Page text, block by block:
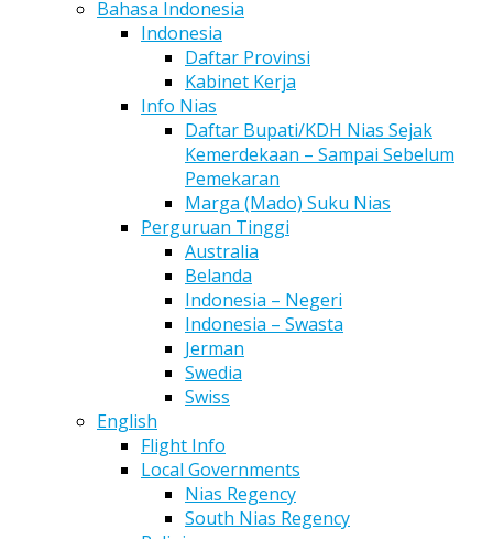
Bahasa Indonesia
Indonesia
Daftar Provinsi
Kabinet Kerja
Info Nias
Daftar Bupati/KDH Nias Sejak
Kemerdekaan – Sampai Sebelum
Pemekaran
Marga (Mado) Suku Nias
Perguruan Tinggi
Australia
Belanda
Indonesia – Negeri
Indonesia – Swasta
Jerman
Swedia
Swiss
English
Flight Info
Local Governments
Nias Regency
South Nias Regency